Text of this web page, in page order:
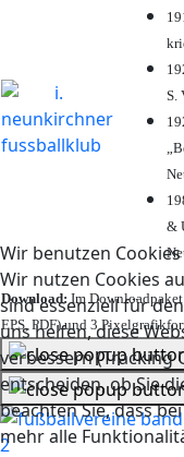
Wir benutzen Cookies
Wir nutzen Cookies
sind essenziell für
uns helfen, diese
verbessern (Tracking
entscheiden, ob Sie
beachten Sie, dass
mehr alle
S.
&
Download: Im
EPS, PDF) und 3